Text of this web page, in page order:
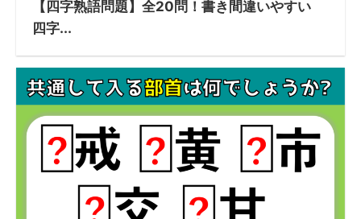
【四字熟語問題】全20問！書き間違いやすい
四字...